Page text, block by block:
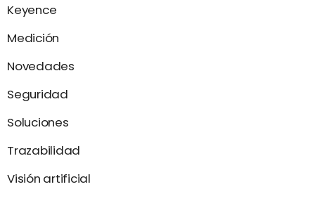
Keyence
Medición
Novedades
Seguridad
Soluciones
Trazabilidad
Visión artificial